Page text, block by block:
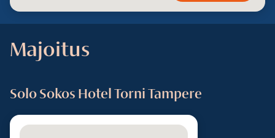
Majoitus
Solo Sokos Hotel Torni Tampere